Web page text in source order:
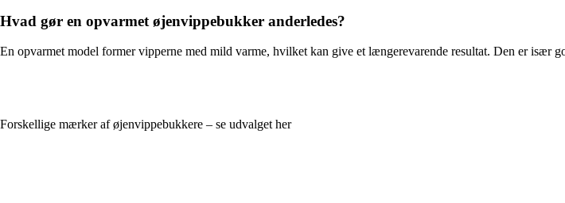
Hvad gør en opvarmet øjenvippebukker anderledes?
En opvarmet model former vipperne med mild varme, hvilket kan give et længerevarende resultat. Den er især
Forskellige mærker af øjenvippebukkere – se udvalget her